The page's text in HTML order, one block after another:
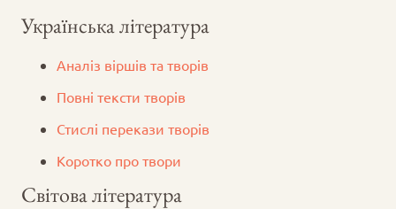
Українська література
Аналіз віршів та творів
Повні тексти творів
Стислі перекази творів
Коротко про твори
Світова література